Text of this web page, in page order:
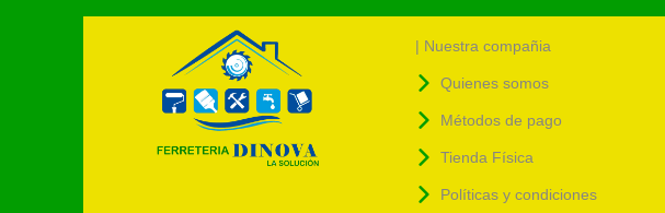
| Nuestra compañia
Quienes somos
Métodos de pago
Tienda Física
Políticas y condiciones